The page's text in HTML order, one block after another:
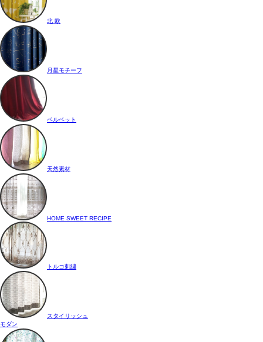
北 欧
月星モチーフ
ベルベット
天然素材
HOME SWEET RECIPE
トルコ刺繍
スタイリッシュ
モダン